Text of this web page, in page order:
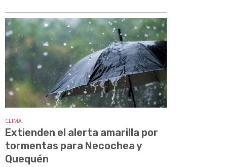
CLIMA
Extienden el alerta amarilla por
tormentas para Necochea y
Quequén